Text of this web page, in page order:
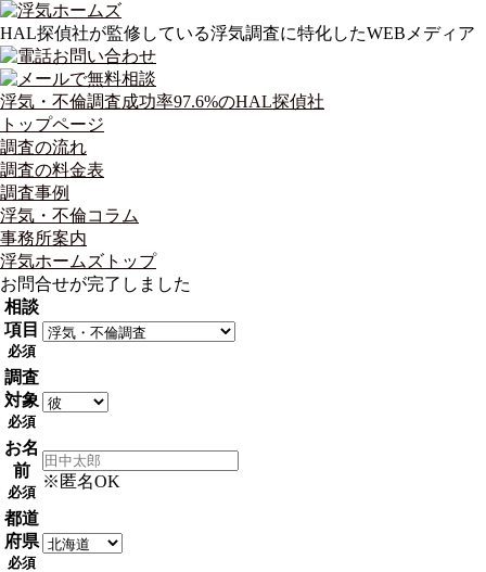
HAL探偵社が監修している浮気調査に特化したWEBメディア
浮気・不倫調査成功率97.6%のHAL探偵社
トップページ
調査の流れ
調査の料金表
調査事例
浮気・不倫コラム
事務所案内
浮気ホームズトップ
お問合せが完了しました
相談
項目
必須
調査
対象
必須
お名
前
必須
※匿名OK
都道
府県
必須